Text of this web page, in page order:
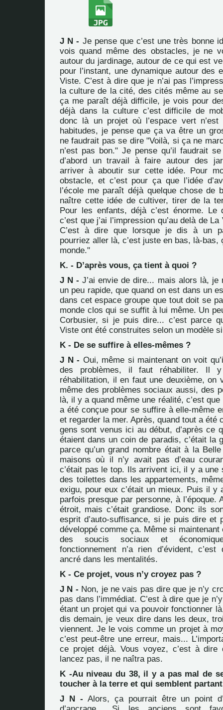
J N - Je pense que c’est une très bonne
vois quand même des obstacles, je ne
autour du jardinage, autour de ce qui est
pour l’instant, une dynamique autour des
Viste. C’est à dire que je n’ai pas
la culture de la cité, des cités même au
ça me paraît déjà difficile, je vois pour
déjà dans la culture c’est difficile de
donc là un projet où l’espace vert
habitudes, je pense que ça va être un
ne faudrait pas se dire "Voilà, si ça ne
n’est pas bon." Je pense qu’il faudrait
d’abord un travail à faire autour des
arriver à aboutir sur cette idée. Pour
obstacle, et c’est pour ça que l’idée
l’école me paraît déjà quelque chose de
naître cette idée de cultiver, tirer de la
Pour les enfants, déjà c’est énorme. Le
c’est que j’ai l’impression qu’au delà de
C’est à dire que lorsque je dis à un
pourriez aller là, c’est juste en bas, là-bas,
monde."
K. - D’après vous, ça tient à quoi ?
J N - J’ai envie de dire... mais alors là, je
un peu rapide, que quand on est dans un
dans cet espace groupe que tout doit se
monde clos qui se suffit à lui même. Un
Corbusier, si je puis dire... c’est parce
Viste ont été construites selon un modèle
K - De se suffire à elles-mêmes ?
J N - Oui, même si maintenant on voit
des problèmes, il faut réhabiliter. Il
réhabilitation, il en faut une deuxième, on
même des problèmes sociaux aussi, des
là, il y a quand même une réalité, c’est que
a été conçue pour se suffire à elle-même
et regarder la mer. Après, quand tout a été
gens sont venus ici au début, d’après ce
étaient dans un coin de paradis, c’était la
parce qu’un grand nombre était à la
maisons où il n’y avait pas d’eau
c’était pas le top. Ils arrivent ici, il y a une
des toilettes dans les appartements,
exigu, pour eux c’était un mieux. Puis il y
parfois presque par personne, à l’époque.
étroit, mais c’était grandiose. Donc ils
esprit d’auto-suffisance, si je puis dire et
développé comme ça. Même si maintenant
des soucis sociaux et
fonctionnement n’a rien d’évident,
ancré dans les mentalités.
K - Ce projet, vous n’y croyez pas ?
J N - Non, je ne vais pas dire que je n’y
pas dans l’immédiat. C’est à dire que je
étant un projet qui va pouvoir fonctionner
dis demain, je veux dire dans les deux,
viennent. Je le vois comme un projet à
c’est peut-être une erreur, mais...
ce projet déjà. Vous voyez, c’est à
lancez pas, il ne naîtra pas.
K -Au niveau du 38, il y a pas mal de
toucher à la terre et qui semblent
J N - Alors, ça pourrait être un point